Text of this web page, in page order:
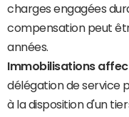
charges engagées
compensation peut
années.
Immobilisations
délégation de service
à la disposition d'un